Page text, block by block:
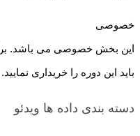
خصوصی
این بخش خصوصی می باشد.
باید این دوره را خریداری نمایید.
دسته بندی داده ها ویدئو